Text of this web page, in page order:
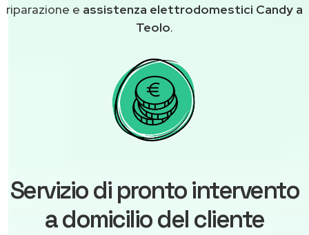
riparazione e assistenza elettrodomestici Candy a
Teolo.
Servizio di pronto intervento
a domicilio del cliente